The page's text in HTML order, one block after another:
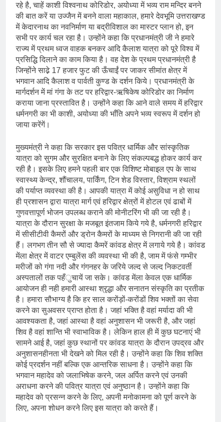
रहे है, चाहें काशी विश्वनाथ कोरिडोर, अयोध्या में भव्य राम मन्दिर बनने
की बात करें या उज्जैन में बनने वाला महाकाल, हमारे देवभूमि उत्तराखण्ड
में केदारनाथ का नवनिर्माण या बद्रीविशाल का मास्टर प्लान हो, इन
सभी पर कार्य चल रहा है। उन्होंने कहा कि प्रधानमंत्री जी ने हमारे
राज्य में प्रथम ध्वज वाहक बनकर आदि कैलाश यात्रा को पूरे विश्व में
प्रसिद्धि दिलाने का काम किया है। वह देश के प्रथम प्रधानमंत्री है
जिन्होंने साढे़ 17 हजार फुट की ऊँचाईं पर जाकर सीमांत क्षेत्र में
भगवान आदि कैलाश व पार्वती कुण्ड के दर्शन किये। प्रधानमंत्री के
मार्गदर्शन में मां गंगा के तट पर हरिद्वार-ऋषिकेष कोरिडोर का निर्माण
कराया जाना प्रस्तावित है। उन्होंने कहा कि आने वाले समय में हरिद्वार
धर्मनगरी का भी काशी, अयोध्या की भाँति अपने भव्य स्वरूप में दर्शन हो
जाया करेंगें।
मुख्यमंत्री ने कहा कि सरकार इस पवित्र धार्मिक और सांस्कृतिक
यात्रा को सुगम और सुरक्षित बनाने के लिए संकल्पबद्ध होकर कार्य कर
रही है। इसके लिए हमने पहली बार एक विशिष्ट मोबाइल एप के साथ
स्वास्थ्य केन्द्र, शौंचालय, पार्किंग, टिन शेड विस्तार, विश्राम स्थलों
की पर्याप्त व्यवस्था की है। आपकी यात्रा में कोई असुविधा न हो साथ
ही प्रशासन द्वारा यात्रा मार्ग एवं हरिद्वार क्षेत्रों में होटल एवं ढाबों में
गुणवत्तापूर्ण भोजन उपलब्ध कराने की मोनीटरिंग भी की जा रही है।
यात्रा के दौरान सुरक्षा के मजबूत इंतजाम किये गये है, धर्मनगरी हरिद्वार
में सीसीटीवी कैमरों और ड्रोन कैमरों के माध्यम से निगरानी की जा रही
हैं। लगभग तीन सौ से ज्यादा कैमरें कांवड क्षेत्र में लगाये गये है। कांवड
मेंला क्षेत्र में वाटर एम्बुलेंस की व्यवस्था भी की है, जाम में फंसे गम्भीर
मरीजों को गंगा नदी और गंगनहर के जरिये जल्द से जल्द निकटवर्ती
अस्पतालों तक पहँुचायें जा सके। कांवड मेंला केवल एक धार्मिक
आयोजन ही नही हमारी आस्था श्रृद्धा और सनातन संस्कृति का प्रतीक
है। हमारा सौभाग्य है कि हर साल करोंड़ों-करोंडों शिव भक्तों का सेवा
करने का सुअवसर प्राप्त होता है। जहां भक्ति है वहां मर्यादा की भी
आवश्यकता है, जहां आस्था है वहां अनुशासन भी जरूरी है, और जहां
शिव है वहां शान्ति भी स्वाभाविक है। लेकिन हाल ही में कुछ घटनाएं भी
सामने आई है, जहां कुछ स्थानों पर कांवड यात्रा के दौरान उपद्रव और
अनुशासनहीनता भी देखने को मिल रही है। उन्होंने कहा कि शिव शक्ति
कोई प्रदर्शन नहीं बल्कि एक आन्तरिक साधना है। उन्होंने कहा कि
भगवान महादेव को जलाभिषेक करने, जल अर्पित करने एवं उनकी
अराधना करने की पवित्र यात्रा एवं अनुष्ठान है। उन्होंने कहा कि
महादेव को प्रसन्न करने के लिए, अपनी मनोकामना को पूर्ण करने के
लिए, अपना शोधन करने लिए इस यात्रा को करते हैं।